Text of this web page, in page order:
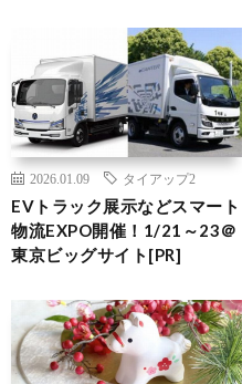
2026.01.09 タイアップ2
EVトラック展示などスマート
物流EXPO開催！1/21～23＠
東京ビッグサイト[PR]